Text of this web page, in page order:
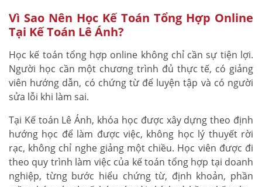
Vì Sao Nên Học Kế Toán Tổng Hợp Online
Tại Kế Toán Lê Ánh?
Học kế toán tổng hợp online không chỉ cần sự tiện lợi.
Người học cần một chương trình đủ thực tế, có giảng
viên hướng dẫn, có chứng từ để luyện tập và có người
sửa lỗi khi làm sai.
Tại Kế toán Lê Ánh, khóa học được xây dựng theo định
hướng học để làm được việc, không học lý thuyết rời
rạc, không chỉ nghe giảng một chiều. Học viên được đi
theo quy trình làm việc của kế toán tổng hợp tại doanh
nghiệp, từng bước hiểu chứng từ, định khoản, phần